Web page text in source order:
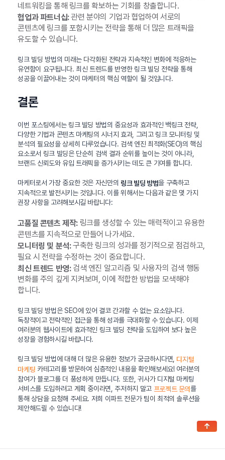
네트워킹을 통해 링크를 확보하는 기회를 창출합니다.
협업과 파트너십:관련 분야의 기업과 협업하여 서로의
콘텐츠에 링크를 포함시키는 전략을 통해 더 많은 트래픽을
유도할 수 있습니다.
링크 빌딩 방법의 미래는 다각화된 전략과 지속적인 변화에 적응하는
유연함이 요구됩니다. 최신 트렌드를 반영한 링크 빌딩 전략을 통해
성공을 이끌어내는 것이 마케터의 핵심 역할이 될 것입니다.
결론
이번 포스팅에서는 링크 빌딩 방법의 중요성과 효과적인 백링크 전략,
다양한 기법과 콘텐츠 마케팅의 시너지 효과, 그리고 링크 모니터링 및
분석의 필요성을 상세히 다루었습니다. 검색 엔진 최적화(SEO)의 핵심
요소로서 링크 빌딩은 단순히 검색 결과 순위를 높이는 것이 아니라,
브랜드 신뢰도와 유입 트래픽을 증가시키는 데도 큰 기여를 합니다.
마케터로서 가장 중요한 것은 자신만의 링크 빌딩 방법을 구축하고
지속적으로 발전시키는 것입니다. 이를 위해서는 다음과 같은 몇 가지
권장 사항을 고려해보시길 바랍니다:
고품질 콘텐츠 제작:링크를 생성할 수 있는 매력적이고 유용한
콘텐츠를 지속적으로 만들어 나가세요.
모니터링 및 분석:구축한 링크의 성과를 정기적으로 점검하고,
필요 시 전략을 수정하는 것이 중요합니다.
최신 트렌드 반영:검색 엔진 알고리즘 및 사용자의 검색 행동
변화를 주의 깊게 지켜보며, 이에 적합한 방법을 모색해야
합니다.
링크 빌딩 방법은 SEO에 있어 결코 간과할 수 없는 요소입니다.
독창적이고 전략적인 접근을 통해 성과를 극대화할 수 있습니다. 이제
여러분의 웹사이트에 효과적인 링크 빌딩 전략을 도입하여 보다 높은
성장을 경험하시길 바랍니다.
링크 빌딩 방법에 대해 더 많은 유용한 정보가 궁금하시다면, 디지털
마케팅 카테고리를 방문하여 심층적인 내용을 확인해보세요! 여러분의
참여가 블로그를 더 풍성하게 만듭니다. 또한, 귀사가 디지털 마케팅
서비스를 도입하려고 계획 중이라면, 주저하지 말고 프로젝트 문의 를
통해 상담을 요청해 주세요. 저희 이파트 전문가 팀이 최적의 솔루션을
제안해드릴 수 있습니다!
↑